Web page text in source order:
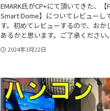
EMARK氏がCP+にて頂いてきた、
Smart Dome】についてレビューし
す。初めてレビューするので、おか
あるかと思います。ご了承ください。
2024年3月22日